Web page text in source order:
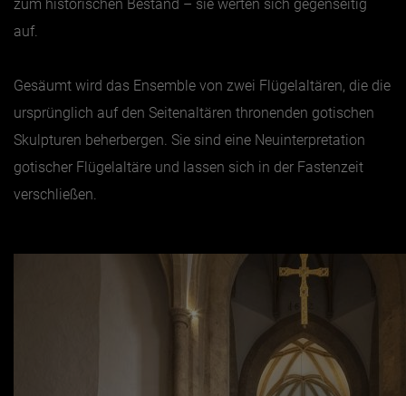
zum historischen Bestand – sie werten sich gegenseitig
auf.
Gesäumt wird das Ensemble von zwei Flügelaltären, die die
ursprünglich auf den Seitenaltären thronenden gotischen
Skulpturen beherbergen. Sie sind eine Neuinterpretation
gotischer Flügelaltäre und lassen sich in der Fastenzeit
verschließen.